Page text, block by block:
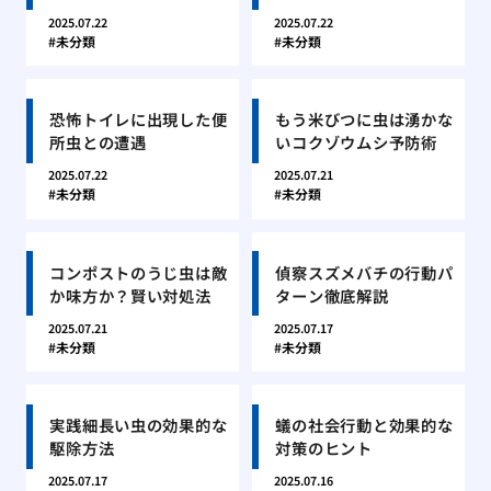
2025.07.22
未分類
2025.07.22
未分類
恐怖トイレに出現した便
所虫との遭遇
2025.07.22
未分類
もう米びつに虫は湧かな
いコクゾウムシ予防術
2025.07.21
未分類
コンポストのうじ虫は敵
か味方か？賢い対処法
2025.07.21
未分類
偵察スズメバチの行動パ
ターン徹底解説
2025.07.17
未分類
実践細長い虫の効果的な
駆除方法
2025.07.17
蟻の社会行動と効果的な
対策のヒント
2025.07.16